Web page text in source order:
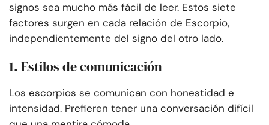
signos sea mucho más fácil de leer. Estos siete
factores surgen en cada relación de Escorpio,
independientemente del signo del otro lado.
1. Estilos de comunicación
Los escorpios se comunican con honestidad e
intensidad. Prefieren tener una conversación difícil